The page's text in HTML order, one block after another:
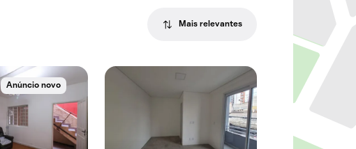
Mais relevantes
Anúncio novo